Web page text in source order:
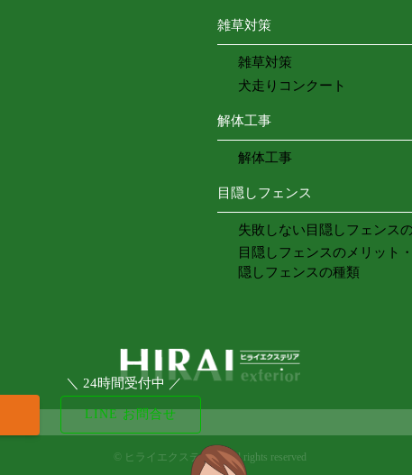
雑草対策
雑草対策
犬走りコンクート
解体工事
解体工事
目隠しフェンス
失敗しない目隠しフェンス
目隠しフェンスのメリット
隠しフェンスの種類
＼ 24時間受付中 ／
LINE お問合せ
© ヒライエクステリア. All rights reserved